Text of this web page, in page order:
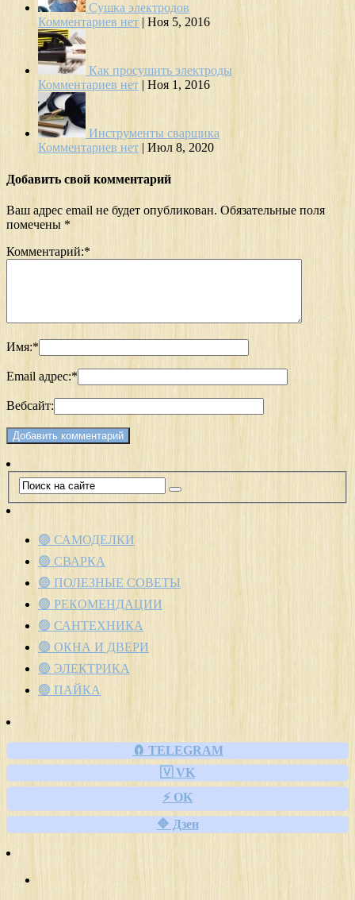
Сушка электродов
Комментариев нет | Ноя 5, 2016
Как просушить электроды
Комментариев нет | Ноя 1, 2016
Инструменты сварщика
Комментариев нет | Июл 8, 2020
Добавить свой комментарий
Ваш адрес email не будет опубликован. Обязательные поля
помечены *
Комментарий:*
Имя:*
Email адрес:*
Вебсайт:
🟢 САМОДЕЛКИ
🟢 СВАРКА
🟢 ПОЛЕЗНЫЕ СОВЕТЫ
🟢 РЕКОМЕНДАЦИИ
🟢 САНТЕХНИКА
🟢 ОКНА И ДВЕРИ
🟢 ЭЛЕКТРИКА
🟢 ПАЙКА
🧲 TELEGRAM
🇻 VK
⚡ OK
🔷 Дзен